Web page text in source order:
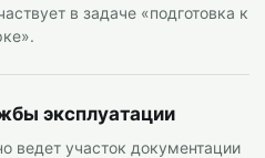
в задаче «подготовка к
эксплуатации
ведет участок документации